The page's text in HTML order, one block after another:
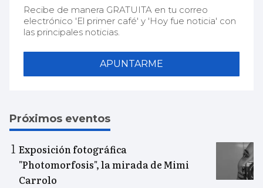
Recibe de manera GRATUITA en tu correo
electrónico 'El primer café' y 'Hoy fue noticia' con
las principales noticias.
APUNTARME
Próximos eventos
Exposición fotográfica
"Photomorfosis", la mirada de Mimi
Carrolo